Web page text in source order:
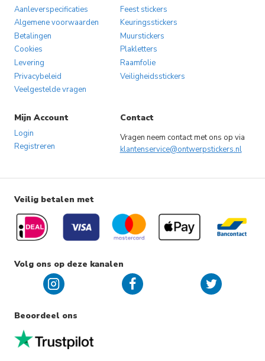
Aanleverspecificaties
Algemene voorwaarden
Betalingen
Cookies
Levering
Privacybeleid
Veelgestelde vragen
Feest stickers
Keuringsstickers
Muurstickers
Plakletters
Raamfolie
Veiligheidsstickers
Mijn Account
Login
Registreren
Contact
Vragen neem contact met ons op via
klantenservice@ontwerpstickers.nl
Veilig betalen met
Volg ons op deze kanalen
Beoordeel ons